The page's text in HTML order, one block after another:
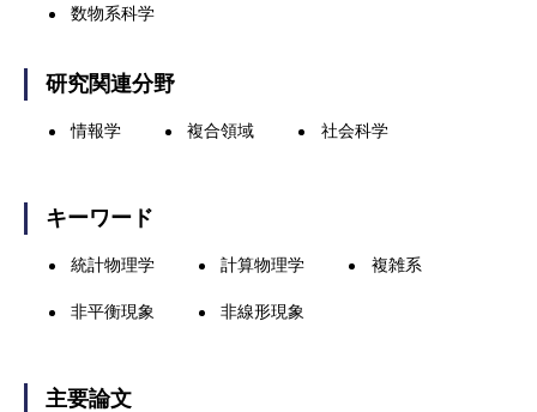
数物系科学
研究関連分野
情報学 複合領域 社会科学
キーワード
統計物理学 計算物理学 複雑系
非平衡現象 非線形現象
主要論文